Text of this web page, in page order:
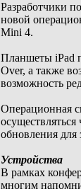
Разработчики
новой
Mini 4.
Планшеты iPad
Over, а также
возможность
Операционная
обновления для
Устройства
В рамках
многим